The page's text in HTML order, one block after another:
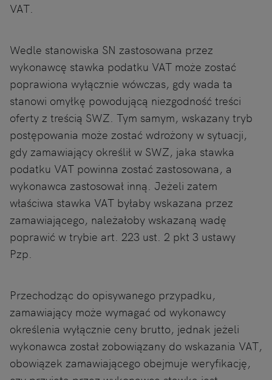
VAT.
Wedle stanowiska SN zastosowana przez
wykonawcę stawka podatku VAT może zostać
poprawiona wyłącznie wówczas, gdy wada ta
stanowi omyłkę powodującą niezgodność treści
oferty z treścią SWZ. Tym samym, wskazany tryb
postępowania może zostać wdrożony w sytuacji,
gdy zamawiający określił w SWZ, jaka stawka
podatku VAT powinna zostać zastosowana, a
wykonawca zastosował inną. Jeżeli zatem
właściwa stawka VAT byłaby wskazana przez
zamawiającego, należałoby wskazaną wadę
poprawić w trybie art. 223 ust. 2 pkt 3 ustawy
Pzp.
Przechodząc do opisywanego przypadku,
zamawiający może wymagać od wykonawcy
określenia wyłącznie ceny brutto, jednak jeżeli
wykonawca został zobowiązany do wskazania VAT,
obowiązek zamawiającego obejmuje weryfikację,